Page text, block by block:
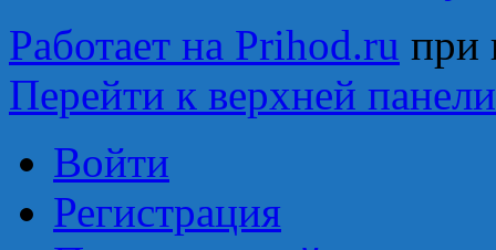
Работает на Prihod.ru при
Перейти к верхней панели
Войти
Регистрация